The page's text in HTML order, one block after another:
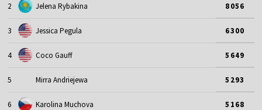
2 Jelena Rybakina 8056
3 Jessica Pegula 6300
4 Coco Gauff 5649
5 Mirra Andriejewa 5293
6 Karolina Muchova 5168